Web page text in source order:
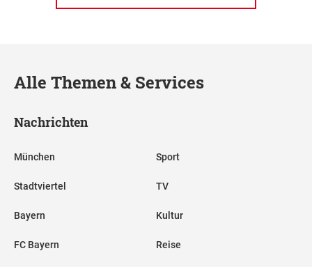
Alle Themen & Services
Nachrichten
München
Stadtviertel
Bayern
FC Bayern
Sport
TV
Kultur
Reise